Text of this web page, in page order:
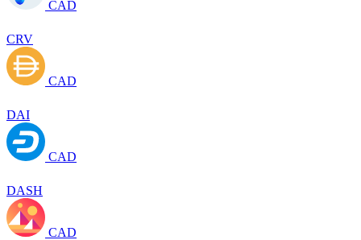
CAD
CRV
CAD
DAI
CAD
DASH
CAD